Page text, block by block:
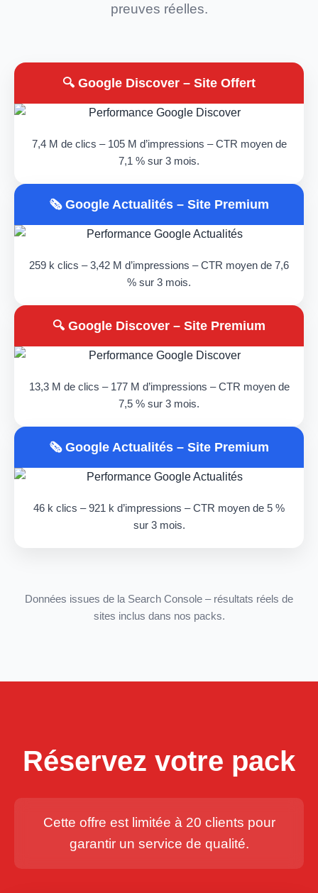
preuves réelles.
🔍 Google Discover – Site Offert
7,4 M de clics – 105 M d’impressions – CTR moyen de
7,1 % sur 3 mois.
🗞️ Google Actualités – Site Premium
259 k clics – 3,42 M d’impressions – CTR moyen de 7,6
% sur 3 mois.
🔍 Google Discover – Site Premium
13,3 M de clics – 177 M d’impressions – CTR moyen de
7,5 % sur 3 mois.
🗞️ Google Actualités – Site Premium
46 k clics – 921 k d’impressions – CTR moyen de 5 %
sur 3 mois.
Données issues de la Search Console – résultats réels de
sites inclus dans nos packs.
Réservez votre pack
Cette offre est limitée à 20 clients pour
garantir un service de qualité.